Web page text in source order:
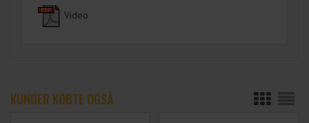
Video
KUNDER KØBTE OGSÅ